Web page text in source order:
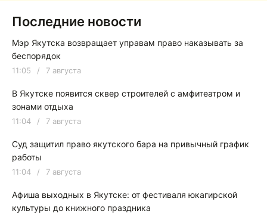
Последние новости
Мэр Якутска возвращает управам право наказывать за
беспорядок
11:05 / 7 августа
В Якутске появится сквер строителей с амфитеатром и
зонами отдыха
11:04 / 7 августа
Суд защитил право якутского бара на привычный график
работы
11:04 / 7 августа
Афиша выходных в Якутске: от фестиваля юкагирской
культуры до книжного праздника